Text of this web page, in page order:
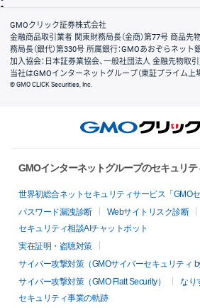
会社案内
GMOクリック証券株式会社
金融商品取引業者 関東財務局長（金商）第77号 商品
務局長（銀代）第330号 所属銀行：GMOあおぞらネット
加入協会：日本証券業協会、一般社団法人 金融先物取
当社はGMOインターネットグループ（東証プライム上
© GMO CLICK Securities, Inc.
GMOインターネットグループのセキュリ
世界初総合ネットセキュリティサービス「GMOセ
パスワード漏洩診断
Webサイトリスク診断
セキュリティ相談AIチャットボット
実在証明・盗聴対策
サイバー攻撃対策（GMOサイバーセキュリティ
サイバー攻撃対策（GMO Flatt Security）
なり
セキュリティ事業の軌跡